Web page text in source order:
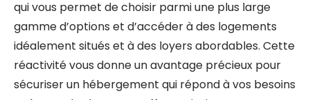
qui vous permet de choisir parmi une plus large
gamme d’options et d’accéder à des logements
idéalement situés et à des loyers abordables. Cette
réactivité vous donne un avantage précieux pour
sécuriser un hébergement qui répond à vos besoins